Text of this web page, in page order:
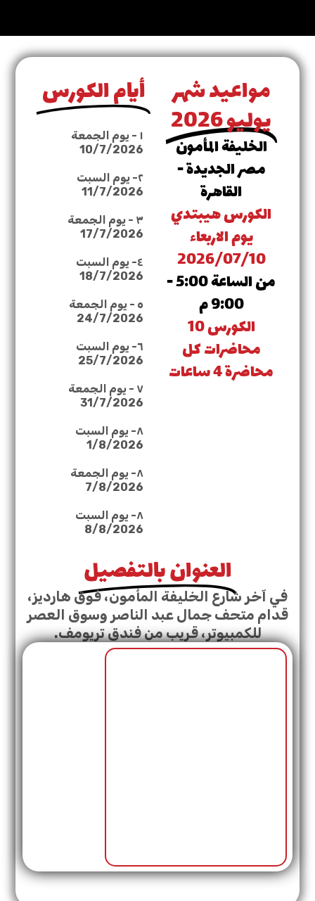
مواعيد شهر
يوليو 2026
الخليفة المأمون
مصر الجديدة -
القاهرة
الكورس هيبتدي
يوم الاربعاء
2026/07/10
من الساعة 5:00 -
9:00 م
الكورس 10
محاضرات كل
محاضرة 4 ساعات
أيام الكورس
١ - يوم الجمعة
10/7/2026
٢- يوم السبت
11/7/2026
٣ - يوم الجمعة
17/7/2026
٤- يوم السبت
18/7/2026
٥ - يوم الجمعة
24/7/2026
٦- يوم السبت
25/7/2026
٧ - يوم الجمعة
31/7/2026
٨- يوم السبت
1/8/2026
٨- يوم الجمعة
7/8/2026
٨- يوم السبت
8/8/2026
العنوان بالتفصيل
في آخر شارع الخليفة المأمون، فوق هارديز،
قدام متحف جمال عبد الناصر وسوق العصر
للكمبيوتر، قريب من فندق تريومف.